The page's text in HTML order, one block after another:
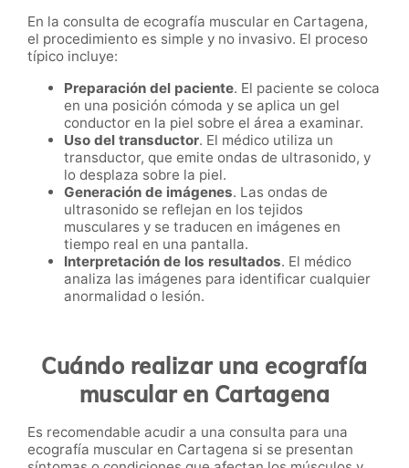
En la consulta de ecografía muscular en Cartagena,
el procedimiento es simple y no invasivo. El proceso
típico incluye:
Preparación del paciente. El paciente se coloca
en una posición cómoda y se aplica un gel
conductor en la piel sobre el área a examinar.
Uso del transductor. El médico utiliza un
transductor, que emite ondas de ultrasonido, y
lo desplaza sobre la piel.
Generación de imágenes. Las ondas de
ultrasonido se reflejan en los tejidos
musculares y se traducen en imágenes en
tiempo real en una pantalla.
Interpretación de los resultados. El médico
analiza las imágenes para identificar cualquier
anormalidad o lesión.
Cuándo realizar una ecografía
muscular en Cartagena
Es recomendable acudir a una consulta para una
ecografía muscular en Cartagena si se presentan